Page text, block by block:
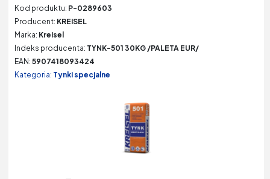
Kod produktu: P-0289603
Producent: KREISEL
Marka: Kreisel
Indeks producenta: TYNK-501 30KG /PALETA EUR/
EAN: 5907418093424
Kategoria: Tynki specjalne